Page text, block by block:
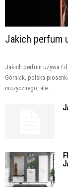
Jakich perfum
Jakich perfum używa
Górniak, polska
muzycznego, ale...